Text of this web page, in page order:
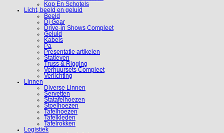
Kop En Schotels
Licht, beeld en geluid
Beeld
Dj Gear
Drive-in Shows Compleet
Geluid
Kabels
Pa
Presentatie artikelen
Statieven
Truss & Rigging
Verhuursets Compleet
Verlichting
Linnen
Diverse Linnen
Servetten
Statafelhoezen
Stoelhoezen
Tafelhoezen
Tafelkleden
Tafelrokken
Logistiek